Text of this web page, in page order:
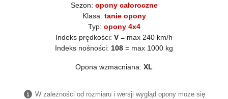
Sezon: opony całoroczne
Klasa: tanie opony
Typ: opony 4x4
Indeks prędkości: V = max 240 km/h
Indeks nośności: 108 = max 1000 kg
Opona wzmacniana: XL
W zależności od rozmiaru i wersji wygląd opony może się